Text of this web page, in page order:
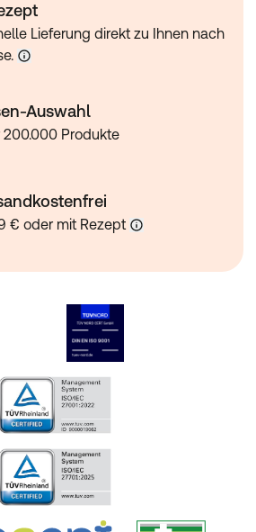
Lieferung direkt zu Ihnen nach
Auswahl
200.000 Produkte
€ oder mit Rezept